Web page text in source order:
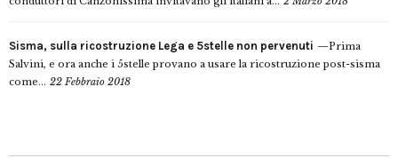
Sisma, sulla ricostruzione Lega e 5stelle non pervenuti
Prima
Salvini, e ora anche i 5stelle provano a usare la ricostruzione post-sisma
come... 22 Febbraio 2018